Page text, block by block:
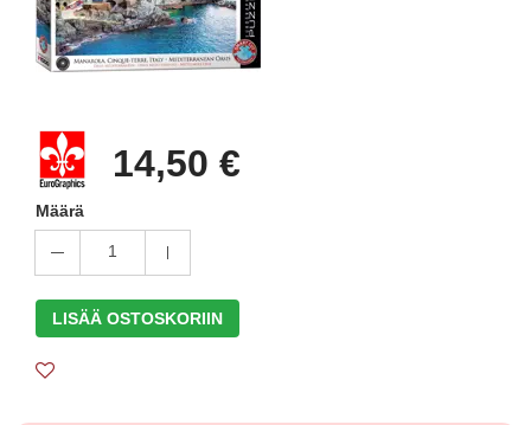
14,50 €
Määrä
1
LISÄÄ OSTOSKORIIN